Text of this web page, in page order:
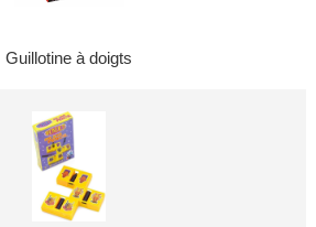
Guillotine à doigts